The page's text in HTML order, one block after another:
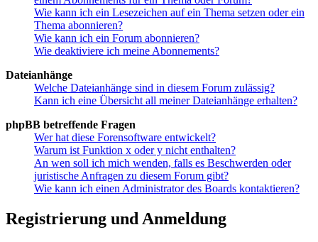
Wie kann ich ein Lesezeichen auf ein Thema setzen oder ein
Thema abonnieren?
Wie kann ich ein Forum abonnieren?
Wie deaktiviere ich meine Abonnements?
Dateianhänge
Welche Dateianhänge sind in diesem Forum zulässig?
Kann ich eine Übersicht all meiner Dateianhänge erhalten?
phpBB betreffende Fragen
Wer hat diese Forensoftware entwickelt?
Warum ist Funktion x oder y nicht enthalten?
An wen soll ich mich wenden, falls es Beschwerden oder
juristische Anfragen zu diesem Forum gibt?
Wie kann ich einen Administrator des Boards kontaktieren?
Registrierung und Anmeldung